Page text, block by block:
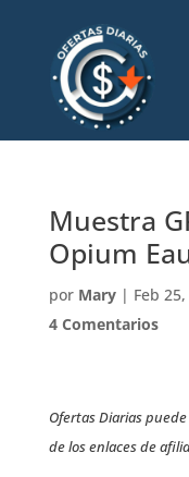
Muestra
Opium
por Mary| Feb
4 Comentarios
Ofertas Diarias
de los enlaces de